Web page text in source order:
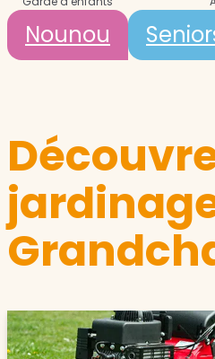
Nounou